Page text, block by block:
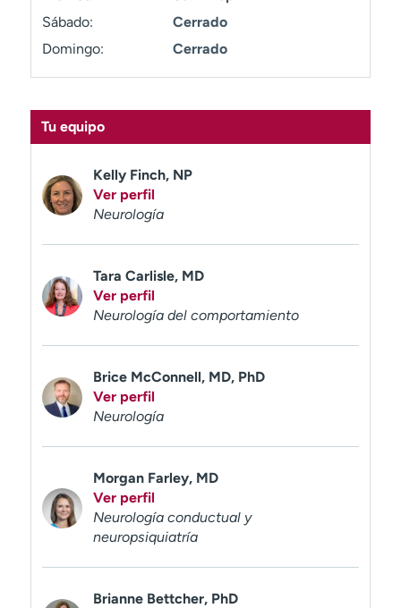
Sábado:
Cerrado
Domingo:
Cerrado
Tu equipo
Kelly Finch, NP
Ver perfil
Neurología
Tara Carlisle, MD
Ver perfil
Neurología del comportamiento
Brice McConnell, MD, PhD
Ver perfil
Neurología
Morgan Farley, MD
Ver perfil
Neurología conductual y
neuropsiquiatría
Brianne Bettcher, PhD